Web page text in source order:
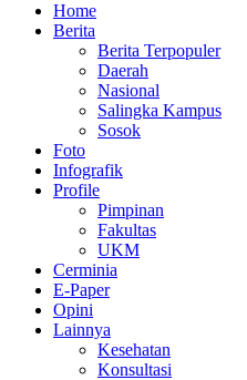
Home
Berita
Berita Terpopuler
Daerah
Nasional
Salingka Kampus
Sosok
Foto
Infografik
Profile
Pimpinan
Fakultas
UKM
Cerminia
E-Paper
Opini
Lainnya
Kesehatan
Konsultasi